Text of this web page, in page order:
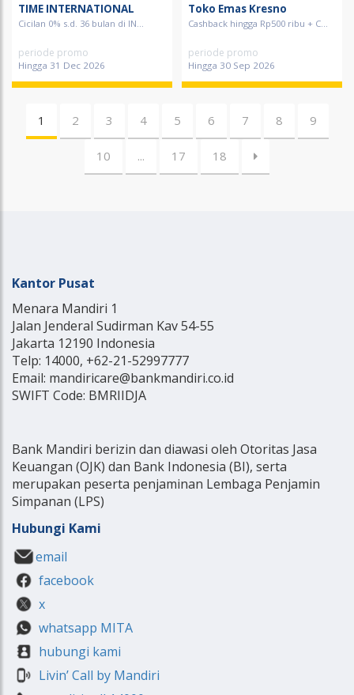
TIME INTERNATIONAL
Cicilan 0% s.d. 36 bulan di IN...
periode promo
Hingga 31 Dec 2026
Toko Emas Kresno
Cashback hingga Rp500 ribu + C...
periode promo
Hingga 30 Sep 2026
1 2 3 4 5 6 7 8 9
10 ... 17 18
Kantor Pusat
Menara Mandiri 1
Jalan Jenderal Sudirman Kav 54-55
Jakarta 12190 Indonesia
Telp: 14000, +62-21-52997777
Email: mandiricare@bankmandiri.co.id
SWIFT Code: BMRIIDJA
Bank Mandiri berizin dan diawasi oleh Otoritas Jasa
Keuangan (OJK) dan Bank Indonesia (BI), serta
merupakan peserta penjaminan Lembaga Penjamin
Simpanan (LPS)
Hubungi Kami
email
facebook
x
whatsapp MITA
hubungi kami
Livin’ Call by Mandiri